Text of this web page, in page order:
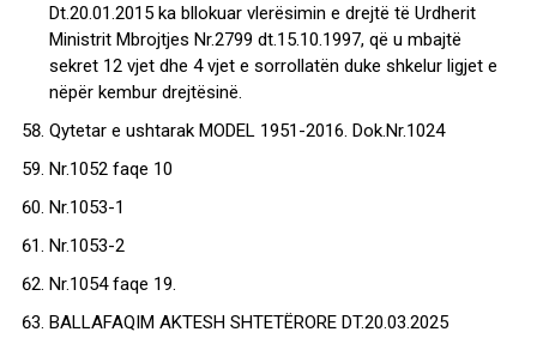
Dt.20.01.2015 ka bllokuar vlerësimin e drejtë të Urdherit
Ministrit Mbrojtjes Nr.2799 dt.15.10.1997, që u mbajtë
sekret 12 vjet dhe 4 vjet e sorrollatën duke shkelur ligjet e
nëpër kembur drejtësinë.
Qytetar e ushtarak MODEL 1951-2016. Dok.Nr.1024
Nr.1052 faqe 10
Nr.1053-1
Nr.1053-2
Nr.1054 faqe 19.
BALLAFAQIM AKTESH SHTETËRORE DT.20.03.2025